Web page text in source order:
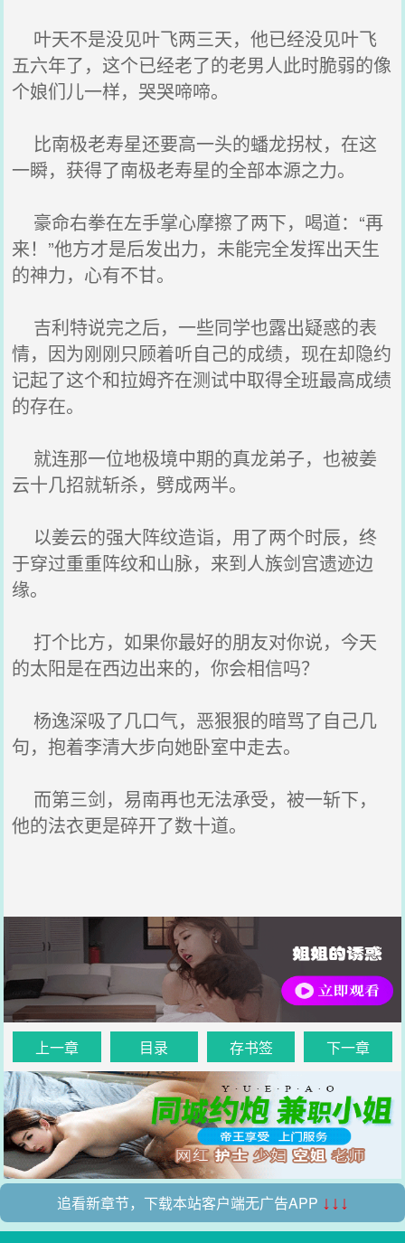
叶天不是没见叶飞两三天，他已经没见叶飞
五六年了，这个已经老了的老男人此时脆弱的像
个娘们儿一样，哭哭啼啼。
比南极老寿星还要高一头的蟠龙拐杖，在这
一瞬，获得了南极老寿星的全部本源之力。
豪命右拳在左手掌心摩擦了两下，喝道：“再
来！”他方才是后发出力，未能完全发挥出天生
的神力，心有不甘。
吉利特说完之后，一些同学也露出疑惑的表
情，因为刚刚只顾着听自己的成绩，现在却隐约
记起了这个和拉姆齐在测试中取得全班最高成绩
的存在。
就连那一位地极境中期的真龙弟子，也被姜
云十几招就斩杀，劈成两半。
以姜云的强大阵纹造诣，用了两个时辰，终
于穿过重重阵纹和山脉，来到人族剑宫遗迹边
缘。
打个比方，如果你最好的朋友对你说，今天
的太阳是在西边出来的，你会相信吗？
杨逸深吸了几口气，恶狠狠的暗骂了自己几
句，抱着李清大步向她卧室中走去。
而第三剑，易南再也无法承受，被一斩下，
他的法衣更是碎开了数十道。
上一章 目录 存书签 下一章
追看新章节，下载本站客户端无广告APP ↓↓↓